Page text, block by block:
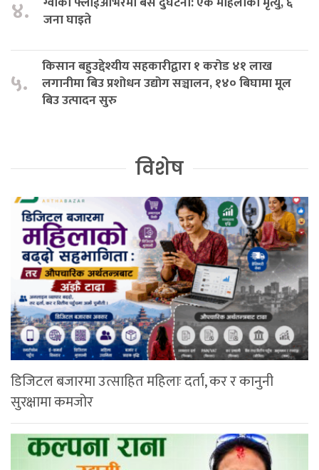
४.
जना घाइते
५.
किसान बहुउद्देश्यीय सहकारीद्वारा १ करोड ४१ लाख
लगानीमा बिउ प्रशोधन उद्योग सञ्चालन, १४० बिघामा मूल
बिउ उत्पादन सुरु
विशेष
डिजिटल बजारमा उत्साहित महिलाः दर्ता, कर र कानुनी
सुरक्षामा कमजोर